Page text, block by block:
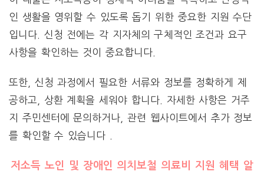
인 생활을 영위할 수 있도록 돕기 위한 중요한 지원 수단
입니다. 신청 전에는 각 지자체의 구체적인 조건과 요구
사항을 확인하는 것이 중요합니다.
또한, 신청 과정에서 필요한 서류와 정보를 정확하게 제
공하고, 상환 계획을 세워야 합니다. 자세한 사항은 거주
지 주민센터에 문의하거나, 관련 웹사이트에서 추가 정보
를 확인할 수 있습니다​ .
저소득 노인 및 장애인 의치보철 의료비 지원 혜택 알